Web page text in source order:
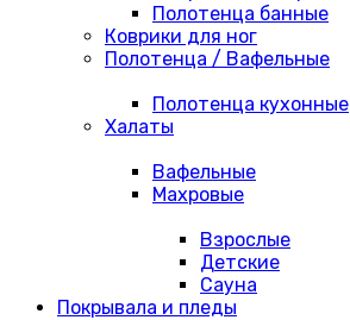
Полотенца банные
Коврики для ног
Полотенца / Вафельные
Полотенца кухонные
Халаты
Вафельные
Махровые
Взрослые
Детские
Сауна
Покрывала и пледы